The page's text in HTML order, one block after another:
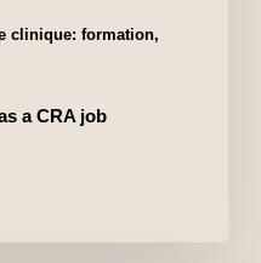
clinique: formation,
a CRA job